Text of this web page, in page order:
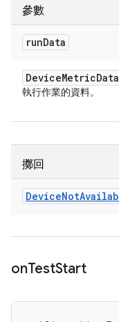
參數
runData
DeviceMetricData
執行作業的資料。
擲回
DeviceNot
onTestStart